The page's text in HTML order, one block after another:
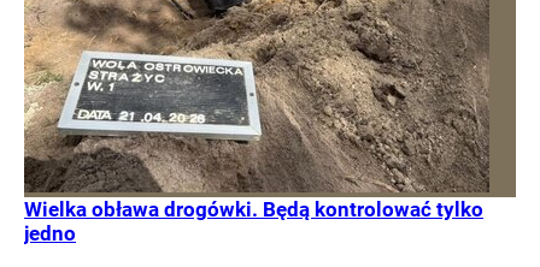
Wielka obława drogówki. Będą kontrolować tylko
jedno